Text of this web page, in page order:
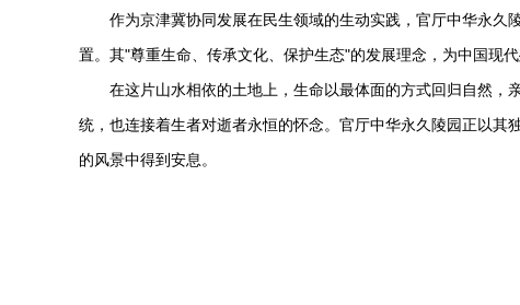
作为京津冀协同发展在民生领域的生动实践，官厅中华永久
置。其"尊重生命、传承文化、保护生态"的发展理念，为中国现
在这片山水相依的土地上，生命以最体面的方式回归自然
统，也连接着生者对逝者永恒的怀念。官厅中华永久陵园正以其
的风景中得到安息。